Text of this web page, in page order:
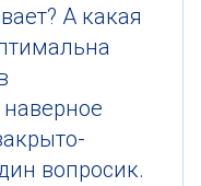
А какая
вопросик.